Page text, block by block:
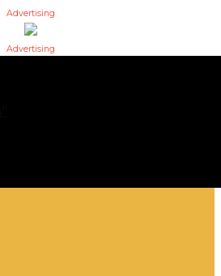
Advertising
Advertising